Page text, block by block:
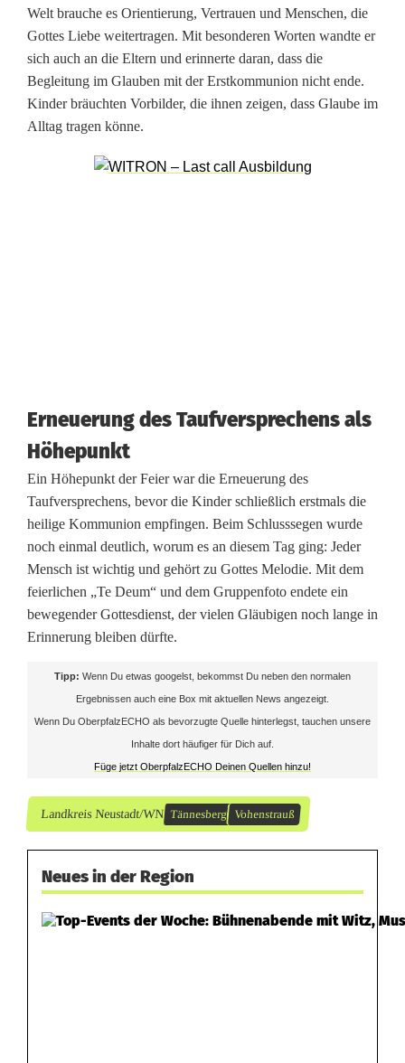
i
o
n
d
e
r
n
i
n
W
d
u
Welt brauche es Orientierung, Vertrauen und Menschen, die
Gottes Liebe weitertragen. Mit besonderen Worten wandte er
sich auch an die Eltern und erinnerte daran, dass die
Begleitung im Glauben mit der Erstkommunion nicht ende.
Kinder bräuchten Vorbilder, die ihnen zeigen, dass Glaube im
Alltag tragen könne.
Erneuerung des Taufversprechens als
Höhepunkt
Ein Höhepunkt der Feier war die Erneuerung des
Taufversprechens, bevor die Kinder schließlich erstmals die
heilige Kommunion empfingen. Beim Schlusssegen wurde
noch einmal deutlich, worum es an diesem Tag ging: Jeder
Mensch ist wichtig und gehört zu Gottes Melodie. Mit dem
feierlichen „Te Deum“ und dem Gruppenfoto endete ein
bewegender Gottesdienst, der vielen Gläubigen noch lange in
Erinnerung bleiben dürfte.
Tipp: Wenn Du etwas googelst, bekommst Du neben den normalen
Ergebnissen auch eine Box mit aktuellen News angezeigt.
Wenn Du OberpfalzECHO als bevorzugte Quelle hinterlegst, tauchen unsere
Inhalte dort häufiger für Dich auf.
Füge jetzt OberpfalzECHO Deinen Quellen hinzu!
Landkreis Neustadt/WN Tännesberg Vohenstrauß
Neues in der Region